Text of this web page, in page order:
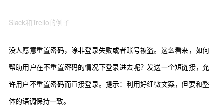
Slack和Trello的例子
没人愿意重置密码，除非登录失败或者账号被盗。这么看来，如何
帮助用户在不重置密码的情况下登录进去呢？发送一个短链接，允
许用户不重置密码而直接登录。提示：利用好细微文案，但要和整
体的语调保持一致。